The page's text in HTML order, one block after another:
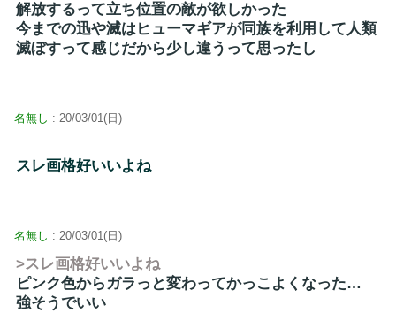
解放するって立ち位置の敵が欲しかった
今までの迅や滅はヒューマギアが同族を利用して人類
滅ぼすって感じだから少し違うって思ったし
名無し : 20/03/01(日)
スレ画格好いいよね
名無し : 20/03/01(日)
>スレ画格好いいよね
ピンク色からガラっと変わってかっこよくなった…
強そうでいい